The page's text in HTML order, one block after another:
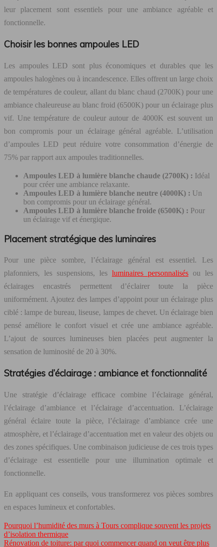
leur placement sont essentiels pour une ambiance agréable et
fonctionnelle.
Choisir les bonnes ampoules LED
Les ampoules LED sont plus économiques et durables que les
ampoules halogènes ou à incandescence. Elles offrent un large choix
de températures de couleur, allant du blanc chaud (2700K) pour une
ambiance chaleureuse au blanc froid (6500K) pour un éclairage plus
vif. Une température de couleur autour de 4000K est souvent un
bon compromis pour un éclairage général agréable. L’utilisation
d’ampoules LED peut réduire votre consommation d’énergie de
75% par rapport aux ampoules traditionnelles.
Ampoules LED à lumière blanche chaude (2700K) : Idéal
pour créer une ambiance relaxante.
Ampoules LED à lumière blanche neutre (4000K) : Un
bon compromis pour un éclairage général.
Ampoules LED à lumière blanche froide (6500K) : Pour
un éclairage vif et énergique.
Placement stratégique des luminaires
Pour une pièce sombre, l’éclairage général est essentiel. Les
plafonniers, les suspensions, les luminaires personnalisés ou les
éclairages encastrés permettent d’éclairer toute la pièce
uniformément. Ajoutez des lampes d’appoint pour un éclairage plus
ciblé : lampe de bureau, liseuse, lampes de chevet. Un éclairage bien
pensé améliore le confort visuel et crée une ambiance agréable.
L’ajout de sources lumineuses bien placées peut augmenter la
sensation de luminosité de 20 à 30%.
Stratégies d’éclairage : ambiance et fonctionnalité
Une stratégie d’éclairage efficace combine l’éclairage général,
l’éclairage d’ambiance et l’éclairage d’accentuation. L’éclairage
général éclaire toute la pièce, l’éclairage d’ambiance crée une
atmosphère, et l’éclairage d’accentuation met en valeur des objets ou
des zones spécifiques. Une combinaison judicieuse de ces trois types
d’éclairage est essentielle pour une illumination optimale et
fonctionnelle.
En appliquant ces conseils, vous transformerez vos pièces sombres
en espaces lumineux et confortables.
Pourquoi l’humidité des murs à Tours complique souvent les projets
d’isolation thermique
Rénovation de toiture: par quoi commencer quand on veut être plus